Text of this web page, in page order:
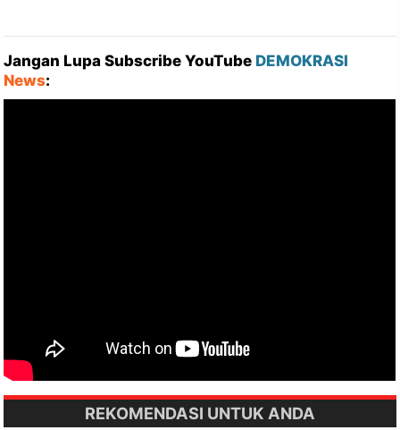
Jangan Lupa Subscribe YouTube DEMOKRASI
News:
REKOMENDASI UNTUK ANDA